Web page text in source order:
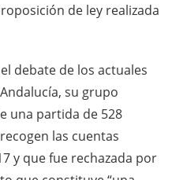
de ley realizada
debate de los actuales
su grupo
una partida de 528
las cuentas
y que fue rechazada por